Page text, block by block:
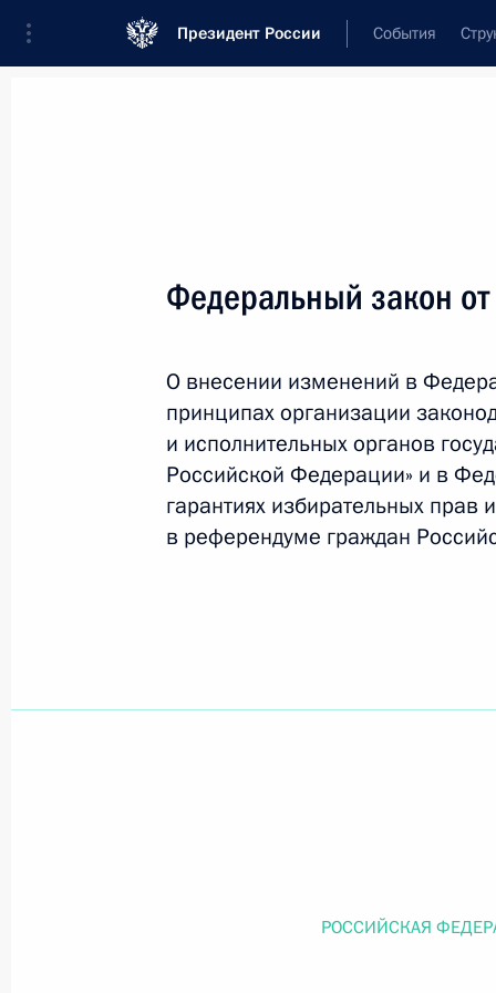
Президент России События
Текст в документе
Вид документа
Все
Дата вступления в силу... или
26 июля 2026 года
Федеральный закон
О внесении изменений в
принципах организации
и исполнительных органов
Российской Федерации» и в
гарантиях избирательных прав
в референдуме граждан
РОССИЙСКАЯ